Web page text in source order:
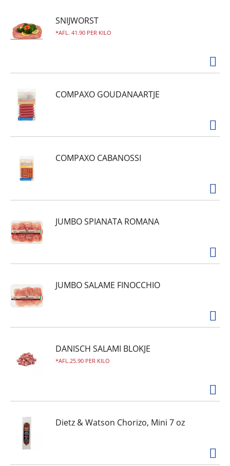
SNIJWORST
AFL. 41.90 PER KILO
COMPAXO GOUDANAARTJE
COMPAXO CABANOSSI
JUMBO SPIANATA ROMANA
JUMBO SALAME FINOCCHIO
DANISCH SALAMI BLOKJE
AFL.25.90 PER KILO
Dietz & Watson Chorizo, Mini 7 oz